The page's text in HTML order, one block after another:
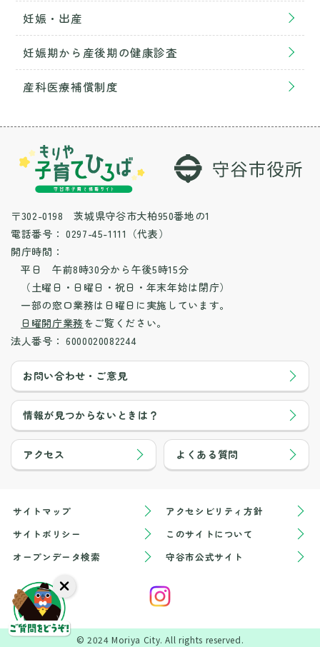
妊娠・出産
妊娠期から産後期の健康診査
産科医療補償制度
〒302-0198 茨城県守谷市大柏950番地の1
電話番号： 0297-45-1111（代表）
開庁時間：
平日 午前8時30分から午後5時15分
（土曜日・日曜日・祝日・年末年始は閉庁）
一部の窓口業務は日曜日に実施しています。
日曜開庁業務をご覧ください。
法人番号： 6000020082244
お問い合わせ・ご意見
情報が見つからないときは？
アクセス よくある質問
サイトマップ
アクセシビリティ方針
サイトポリシー
このサイトについて
オープンデータ検索
守谷市公式サイト
© 2024 Moriya City. All rights reserved.